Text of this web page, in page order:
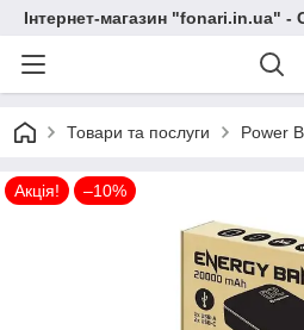
Інтернет-магазин "fonari.in.ua" -
Товари та послуги Power
Акція! –10%